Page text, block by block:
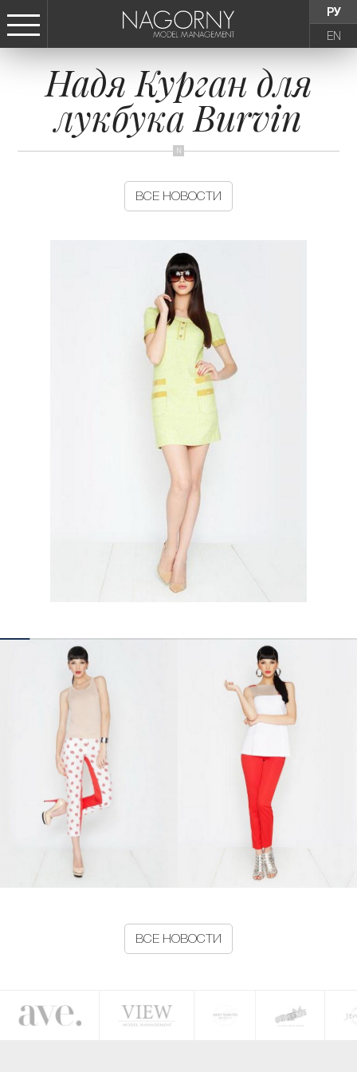
РУ
EN
СТАТЬ МОДЕЛЬЮ
ДЕВУШКИ
АГЕНТСТВО
НОВОСТИ
КОНТАКТЫ
Надя Курган для
лукбука Burvin
ВСЕ НОВОСТИ
ВСЕ НОВОСТИ